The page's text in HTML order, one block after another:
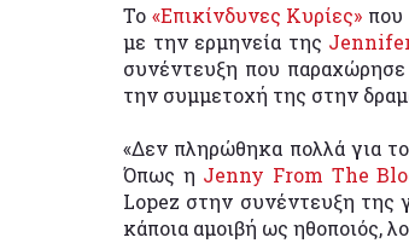
Το «Επικίνδυνες Κυρίες» που
με την ερμηνεία της
συνέντευξη που παραχώρησε
την συμμετοχή της στην
«Δεν πληρώθηκα πολλά για
Όπως η Jenny From The
Lopez στην συνέντευξη της
κάποια αμοιβή ως ηθοποιός,